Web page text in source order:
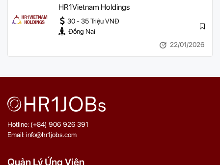
HR1Vietnam Holdings
30 - 35 Triệu VNĐ
Đồng Nai
22/01/2026
Hotline: (+84) 906 926 391
Email: info@hr1jobs.com
Quản Lý Ứng Viên